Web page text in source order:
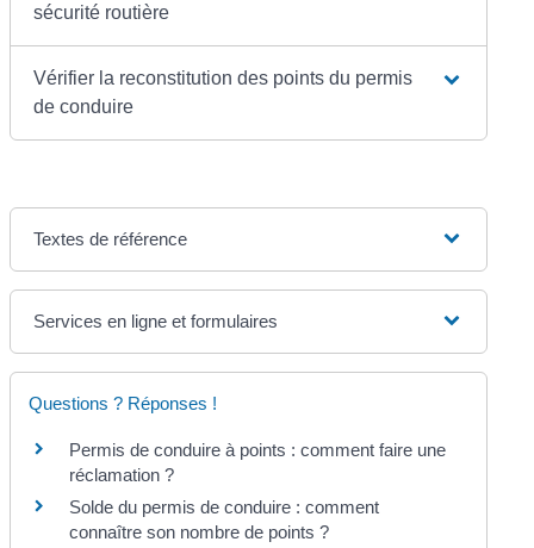
sécurité routière
Vérifier la reconstitution des points du permis
de conduire
Textes de référence
Services en ligne et formulaires
Questions ? Réponses !
Permis de conduire à points : comment faire une
réclamation ?
Solde du permis de conduire : comment
connaître son nombre de points ?